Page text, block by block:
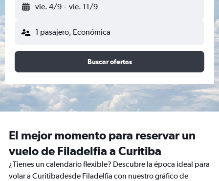
vie. 4/9 - vie. 11/9
1 pasajero, Económica
Buscar ofertas
El mejor momento para reservar un
vuelo de Filadelfia a Curitiba
¿Tienes un calendario flexible? Descubre la época ideal para
volar a Curitibadesde Filadelfia con nuestro gráfico de